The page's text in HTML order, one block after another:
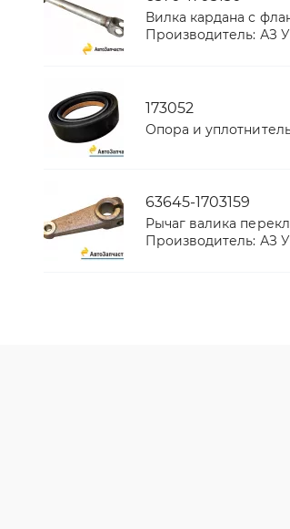
Вилка кардана с
Производитель: АЗ
173052
Опора и
63645-1703159
Рычаг валика
Производитель: АЗ